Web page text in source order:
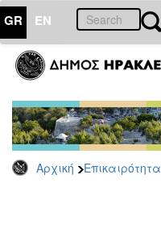
GR EN
Αρχική Επικαιρότητα
ΕΠΙΚΑΙΡΟΤΗΤΑ
Τύπου
Αρχείο
2026
2025